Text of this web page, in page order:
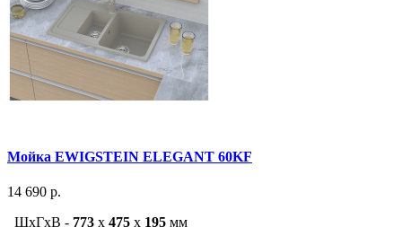
Мойка EWIGSTEIN ELEGANT 60KF
14 690 р.
ШxГxВ - 773 x 475 x 195 мм